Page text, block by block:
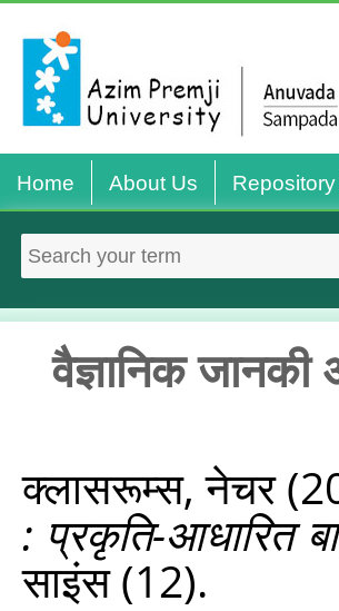
Home About Us
वैज्ञानिक जानकी
क्लासरूम्‍स, नेचर
: प्रकृति-आधारित
साइंस (12).